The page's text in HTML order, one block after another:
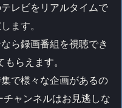
レビをリアルタイムで
ます。
ら録画番組を視聴でき
らえます。
で様々な企画があるの
ャンネルはお見逃しな